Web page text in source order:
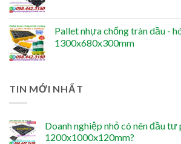
Pallet nhựa chống tràn dầu -
1300x680x300mm
TIN MỚI NHẤT
Doanh nghiệp nhỏ có nên đầu
1200x1000x120mm?